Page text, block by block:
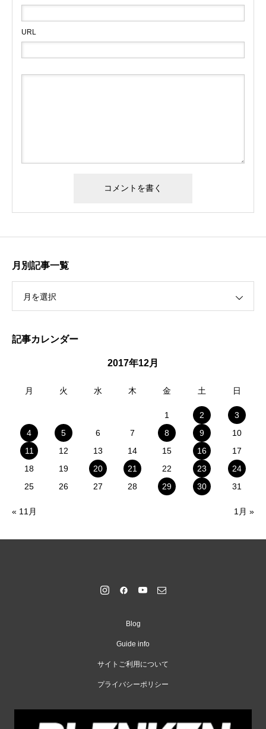
URL
月別記事一覧
月を選択
記事カレンダー
2017年12月
月 火 水 木 金 土 日
1 2
3
4
5 6 7 8 9
10
11
12 13 14 15 16
17
18
19 20 21 22 23
24
25
26 27 28 29 30 31
« 11月 1月 »
Blog
Guide info
サイトご利用について
プライバシーポリシー